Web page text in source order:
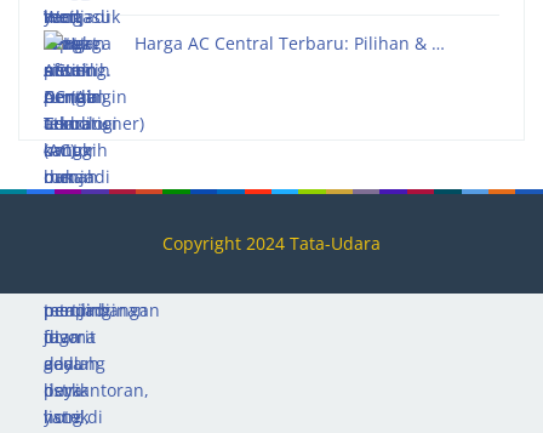
Harga AC Central Terbaru: Pilihan & …
Copyright 2024 Tata-Udara